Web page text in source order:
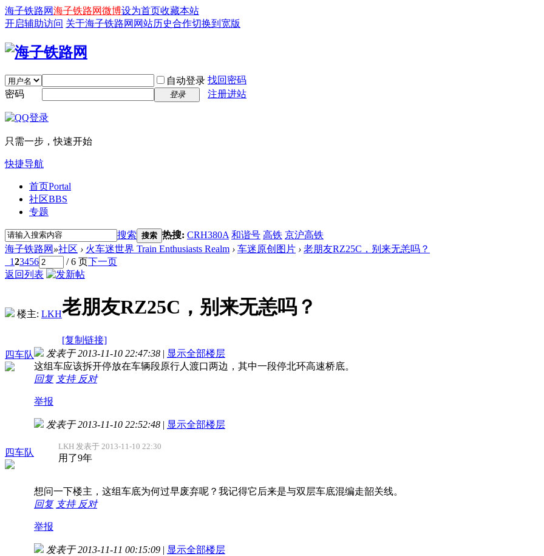
海子铁路网海子铁路网微博设为首页收藏本站
开启辅助访问 关于海子铁路网 网站历史合作切换到宽版
自动登录 找回密码
密码
登录 注册进站
只需一步，快速开始
快捷导航
首页Portal
社区BBS
专题
搜索 搜索 热搜: CRH380A 和谐号 高铁 京沪高铁
海子铁路网 »社区 › 火车迷世界 Train Enthusiasts Realm › 车迷原创图片 › 老朋友RZ25C，别来无恙吗？
123456 / 6 页下一页
返回列表
楼主: LKH老朋友RZ25C，别来无恙吗？
[复制链接]
四车队
发表于 2013-11-10 22:47:38 | 显示全部楼层
这组车应该拆开停放在车辆段原行人渡口两边，其中一段停北环高速桥底。
回复 支持 反对
举报
四车队
发表于 2013-11-10 22:52:48 | 显示全部楼层
LKH 发表于 2013-11-10 22:30
用了9年
想问一下楼主，这组车底为何过早废弃呢？我记得它后来是与双层车底混编走韶关线。
回复 支持 反对
举报
发表于 2013-11-11 00:15:09 | 显示全部楼层